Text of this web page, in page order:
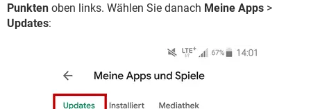
Punkten oben links. Wählen Sie danach Meine Apps >
Updates: